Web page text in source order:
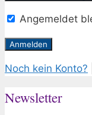
Angemeldet
Noch kein Konto?
Newsletter